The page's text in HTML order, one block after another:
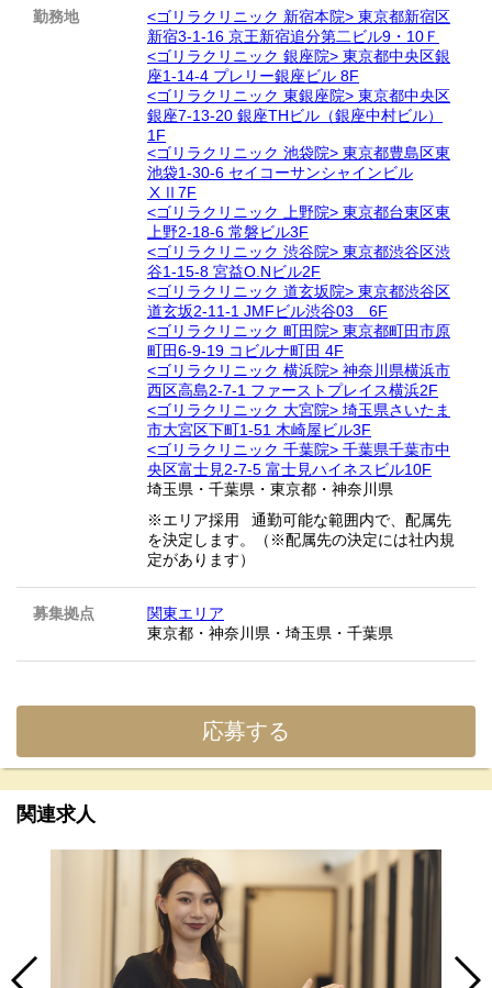
勤務地
<ゴリラクリニック 新宿本院> 東京都新宿区
新宿3-1-16 京王新宿追分第二ビル9・10Ｆ
<ゴリラクリニック 銀座院> 東京都中央区銀
座1-14-4 プレリー銀座ビル 8F
<ゴリラクリニック 東銀座院> 東京都中央区
銀座7-13-20 銀座THビル（銀座中村ビル）
1F
<ゴリラクリニック 池袋院> 東京都豊島区東
池袋1-30-6 セイコーサンシャインビル
ⅩⅡ7F
<ゴリラクリニック 上野院> 東京都台東区東
上野2-18-6 常磐ビル3F
<ゴリラクリニック 渋谷院> 東京都渋谷区渋
谷1-15-8 宮益O.Nビル2F
<ゴリラクリニック 道玄坂院> 東京都渋谷区
道玄坂2-11-1 JMFビル渋谷03 6F
<ゴリラクリニック 町田院> 東京都町田市原
町田6-9-19 コビルナ町田 4F
<ゴリラクリニック 横浜院> 神奈川県横浜市
西区高島2-7-1 ファーストプレイス横浜2F
<ゴリラクリニック 大宮院> 埼玉県さいたま
市大宮区下町1-51 木崎屋ビル3F
<ゴリラクリニック 千葉院> 千葉県千葉市中
央区富士見2-7-5 富士見ハイネスビル10F
埼玉県 ・ 千葉県 ・ 東京都 ・ 神奈川県
※エリア採用 通勤可能な範囲内で、配属先
を決定します。（※配属先の決定には社内規
定があります）
募集拠点
関東エリア
東京都・神奈川県・埼玉県・千葉県
応募する
関連求人